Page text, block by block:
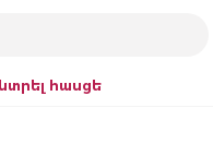
հասցե